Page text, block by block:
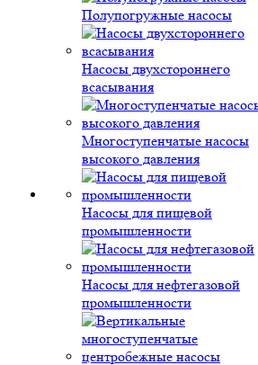
Полупогружные насосы
Насосы двухстороннего
всасывания
Многоступенчатые насосы
высокого давления
Насосы для пищевой
промышленности
Насосы для нефтегазовой
промышленности